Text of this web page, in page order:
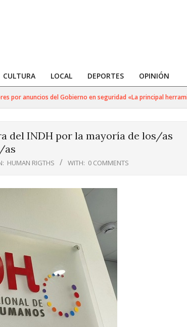
CULTURA LOCAL DEPORTES OPINIÓN
anuncios del Gobierno en seguridad «La principal
del INDH por la mayoría de los/as
as
HUMAN RIGTHS WITH: 0 COMMENTS